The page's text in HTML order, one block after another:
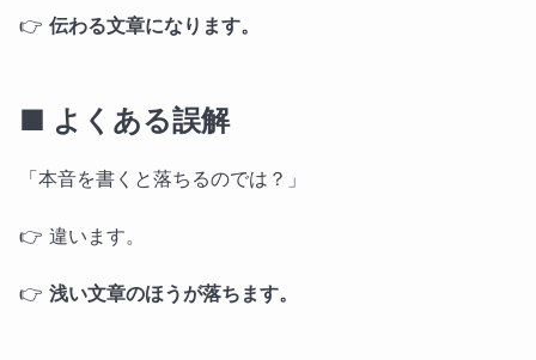
👉 伝わる文章になります。
■ よくある誤解
「本音を書くと落ちるのでは？」
👉 違います。
👉 浅い文章のほうが落ちます。